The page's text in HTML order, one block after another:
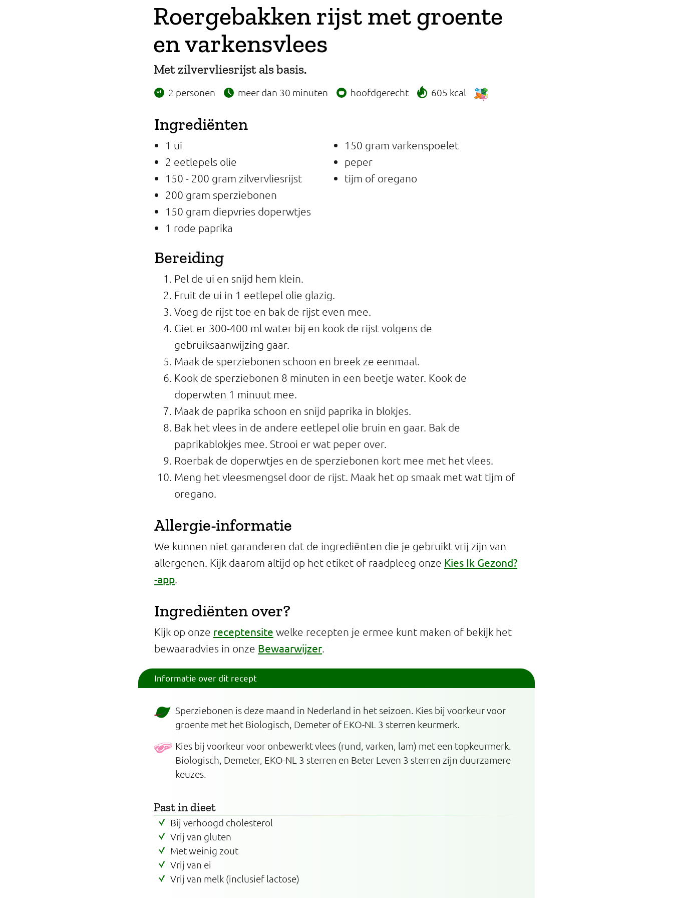
ProfessionalsRoergebakken rijst met groente
en varkensvlees
Met zilvervliesrijst als basis.
2 personen meer dan 30 minuten hoofdgerecht 605 kcal
Ingrediënten
1 ui
2 eetlepels olie
150 - 200 gram zilvervliesrijst
200 gram sperziebonen
150 gram diepvries doperwtjes
1 rode paprika
150 gram varkenspoelet
peper
tijm of oregano
Bereiding
Pel de ui en snijd hem klein.
Fruit de ui in 1 eetlepel olie glazig.
Voeg de rijst toe en bak de rijst even mee.
Giet er 300-400 ml water bij en kook de rijst volgens de
gebruiksaanwijzing gaar.
Maak de sperziebonen schoon en breek ze eenmaal.
Kook de sperziebonen 8 minuten in een beetje water. Kook de
doperwten 1 minuut mee.
Maak de paprika schoon en snijd paprika in blokjes.
Bak het vlees in de andere eetlepel olie bruin en gaar. Bak de
paprikablokjes mee. Strooi er wat peper over.
Roerbak de doperwtjes en de sperziebonen kort mee met het vlees.
Meng het vleesmengsel door de rijst. Maak het op smaak met wat tijm of
oregano.
Allergie-informatie
We kunnen niet garanderen dat de ingrediënten die je gebruikt vrij zijn van
allergenen. Kijk daarom altijd op het etiket of raadpleeg onze Kies Ik Gezond?
-app.
Ingrediënten over?
Kijk op onze receptensite welke recepten je ermee kunt maken of bekijk het
bewaaradvies in onze Bewaarwijzer.
Informatie over dit recept
Sperziebonen is deze maand in Nederland in het seizoen. Kies bij voorkeur voor
groente met het Biologisch, Demeter of EKO-NL 3 sterren keurmerk.
Kies bij voorkeur voor onbewerkt vlees (rund, varken, lam) met een topkeurmerk.
Biologisch, Demeter, EKO-NL 3 sterren en Beter Leven 3 sterren zijn duurzamere
keuzes.
Past in dieet
Bij verhoogd cholesterol
Vrij van gluten
Met weinig zout
Vrij van ei
Vrij van melk (inclusief lactose)